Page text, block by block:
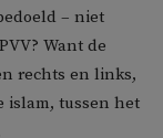
– niet
Want de
rechts en links,
islam, tussen het